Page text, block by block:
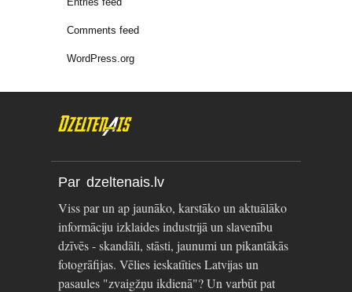
Comments feed
WordPress.org
Par dzeltenais.lv
Viss par un ap jaunāko, karstāko un aktuālāko
informāciju izklaides industrijā un slavenību
dzīvēs - skandāli, stāsti, jaunumi un pikantākās
fotogrāfijas. Vēlies ieskatīties Latvijas un
pasaules "zvaigžņu ikdienā"? Un varbūt pat